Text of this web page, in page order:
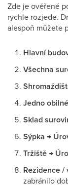
Zde je ověřené
rychle rozjede.
alespoň můžete
Hlavní
Všechna
Jedno
Sklad
Sýpka →
Tržiště →
Rezidence /
zabránilo